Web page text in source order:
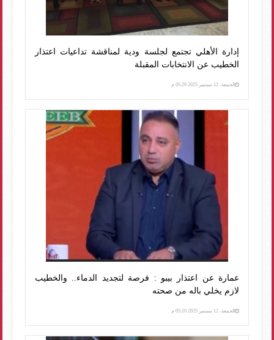
إدارة الأهلي تجتمع لجلسة ودية لمناقشة تداعيات اعتذار
الخطيب عن الانتخابات المقبلة
الجمعة، 12 سبتمبر 2025 05:29 م
عمارة عن اعتذار بيبو : فرصة لتجديد الدماء.. والخطيب
لازم يخلي باله من صحته
الجمعة، 12 سبتمبر 2025 05:10 م